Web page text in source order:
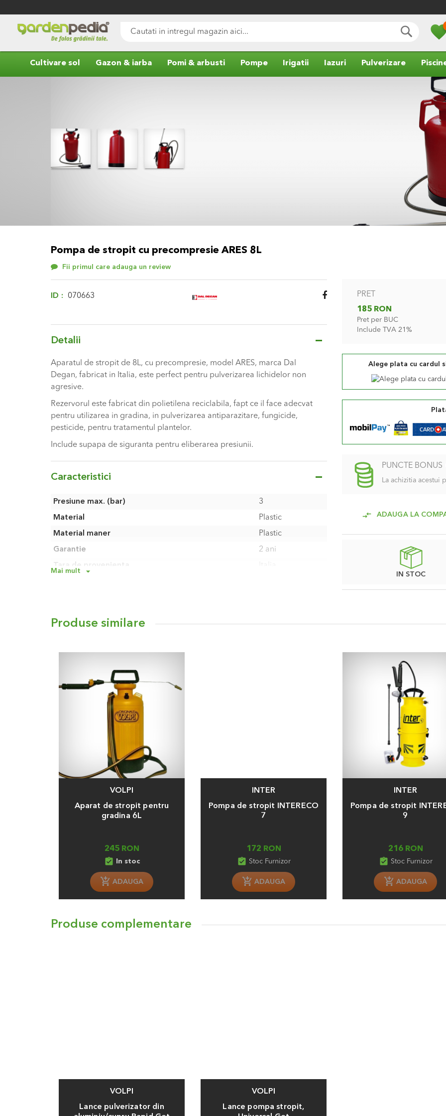
la
Continut
CAUTA
Cultivare sol Gazon & iarba Pomi & arbusti Pompe Irigatii Iazuri Pulverizare
Pompa de stropit cu precompresie ARES 8L
Fii primul care adauga un review
PRET
185 RON
Pret per BUC
Include TVA 21%
Alege plata cu cardul
PUNCTE BONUS
La achizitia acestui
ADAUGA LA
IN STOC
ID 070663
Detalii
Aparatul de stropit de 8L, cu precompresie, model ARES, marca Dal
Degan, fabricat in Italia, este perfect pentru pulverizarea lichidelor non
agresive.
Rezervorul este fabricat din polietilena reciclabila, fapt ce il face adecvat
pentru utilizarea in gradina, in pulverizarea antiparazitare, fungicide,
pesticide, pentru tratamentul plantelor.
Include supapa de siguranta pentru eliberarea presiunii.
Caracteristici
Caracteristici
Presiune max. (bar)
3
Material
Plastic
Material maner
Plastic
Garantie
2 ani
Tara de provenienta
Mai mult
Produse similare
VOLPI
Aparat de stropit pentru
gradina 6L
245 RON
assignment_turned_in In stoc
ADAUGA
INTER
Pompa de stropit INTERECO
7
172 RON
assignment_turned_in Stoc Furnizor
ADAUGA
INTER
Pompa de stropit
9
216 RON
assignment_turned_in Stoc Furnizor
ADAUGA
Produse complementare
VOLPI
Lance pulverizator din
VOLPI
Lance pompa stropit,